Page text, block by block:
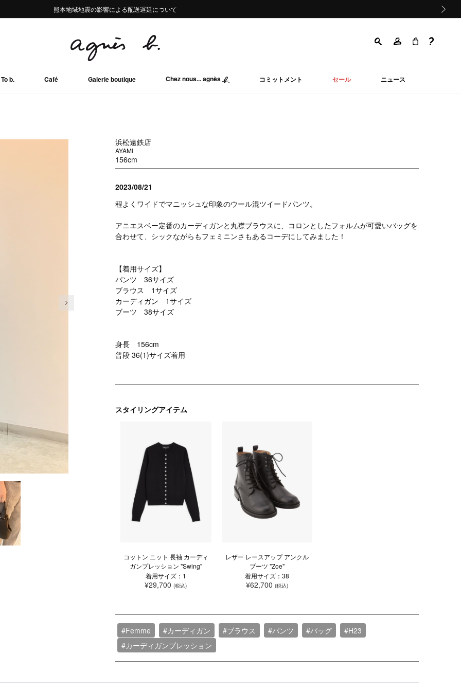
熊本地域地震の影響による配送遅延について
Summer Sale 2buy10%OFF!!
熊本地域地震の影響による配送遅延について
Summer Sale 2buy10%OFF!!
To b. Café Galerie boutique Chez nous... agnès コミットメント セール ニュース
浜松遠鉄店
AYAMI
156cm
2023/08/21
程よくワイドでマニッシュな印象のウール混ツイードパンツ。
アニエスベー定番のカーディガンと丸襟ブラウスに、コロンとしたフォルムが可愛いバッグを
合わせて、シックながらもフェミニンさもあるコーデにしてみました！
【着用サイズ】
パンツ 36サイズ
ブラウス 1サイズ
カーディガン 1サイズ
ブーツ 38サイズ
身長 156cm
普段 36(1)サイズ着用
スタイリングアイテム
コットン ニット 長袖 カーディ
ガンプレッション "Swing"
着用サイズ：1
¥29,700(税込)
レザー レースアップ アンクル
ブーツ "Zoe"
着用サイズ：38
¥62,700 (税込)
#Femme #カーディガン #ブラウス #パンツ #バッグ
#H23
#カーディガンプレッション